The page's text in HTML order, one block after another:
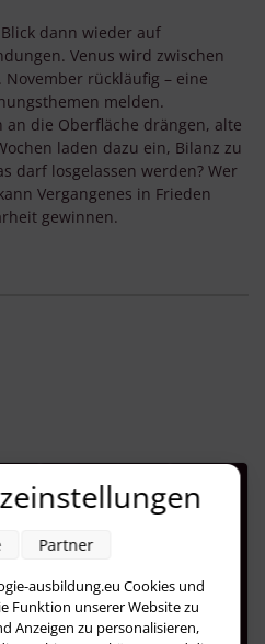
dann wieder auf
Venus wird zwischen
rückläufig – eine
melden.
an die Oberfläche drängen, alte
laden dazu ein, Bilanz zu
darf losgelassen werden? Wer
Vergangenes in Frieden
gewinnen.
ausbildung.eu Cookies und
Funktion unserer Website zu
Anzeigen zu personalisieren,
Partner